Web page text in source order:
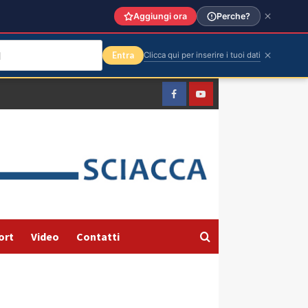
FacebookYountube
Video Contatti
Aggiungi ora Perche?
Entra Clicca qui per inserire i tuoi dati